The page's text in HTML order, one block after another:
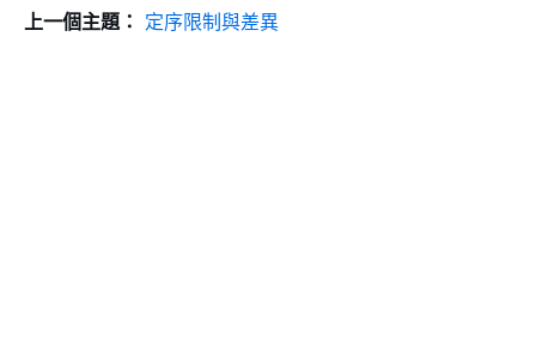
上一個主題： 定序限制與差異